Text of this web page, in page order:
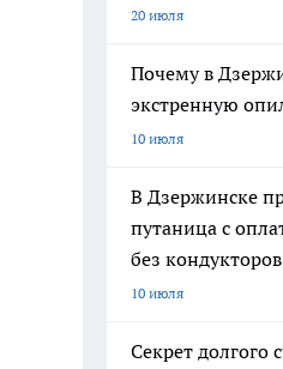
20 июля
Почему в
экстренную
10 июля
В Дзержинске
путаница с
без кондукторов
10 июля
Секрет долгого